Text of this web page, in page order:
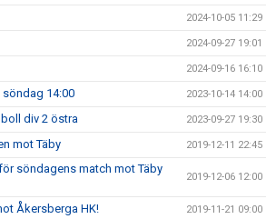
2024-10-05 11:29
2024-09-27 19:01
2024-09-16 16:10
söndag 14:00 2023-10-14 14:00
div 2 östra 2023-09-27 19:30
mot Täby 2019-12-11 22:45
söndagens match mot Täby
2019-12-06 12:00
Åkersberga HK! 2019-11-21 09:00